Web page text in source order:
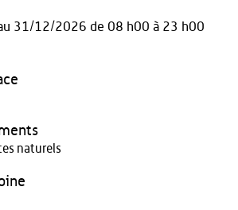
31/12/2026 de 08 h00 à 23 h00
naturels